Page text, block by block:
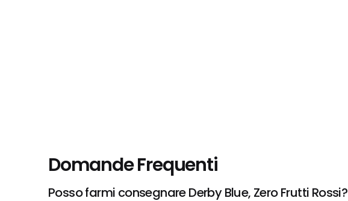
Domande Frequenti
Posso farmi consegnare Derby Blue, Zero Frutti Rossi?